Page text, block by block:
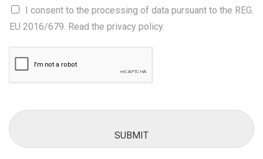
I consent to the processing of data pursuant to the REG.
EU 2016/679. Read the privacy policy.
SUBMIT